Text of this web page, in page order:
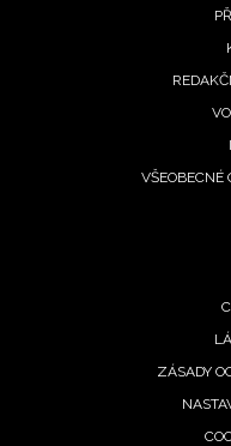
VŠEOBECNÉ
ZÁSADY